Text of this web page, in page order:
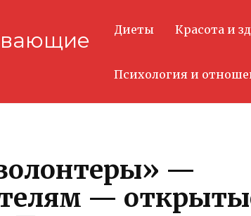
Диеты Красота и
Психология и
—
—